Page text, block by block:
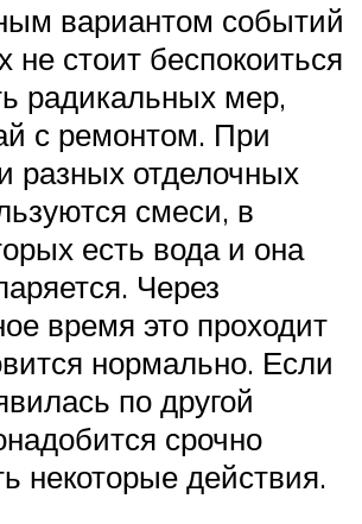
вариантом событий
не стоит беспокоиться
радикальных мер,
с ремонтом. При
разных отделочных
смеси, в
есть вода и она
Через
время это проходит
нормально. Если
по другой
срочно
некоторые действия.